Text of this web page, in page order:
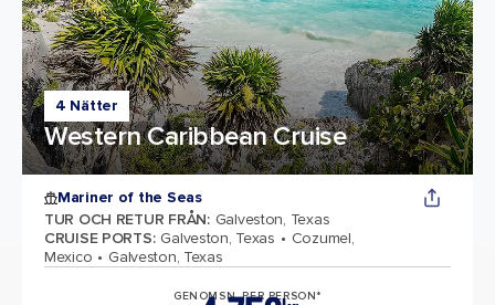
4 Nätter
Western Caribbean Cruise
Mariner of the Seas
TUR OCH RETUR FRÅN: Galveston, Texas
CRUISE PORTS: Galveston, Texas
Cozumel,
Mexico
Galveston, Texas
GENOMSN. PER PERSON*